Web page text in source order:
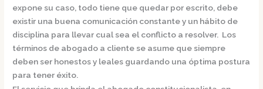
expone su caso, todo tiene que quedar por escrito, debe
existir una buena comunicación constante y un hábito de
disciplina para llevar cual sea el conflicto a resolver. Los
términos de abogado a cliente se asume que siempre
deben ser honestos y leales guardando una óptima postura
para tener éxito.